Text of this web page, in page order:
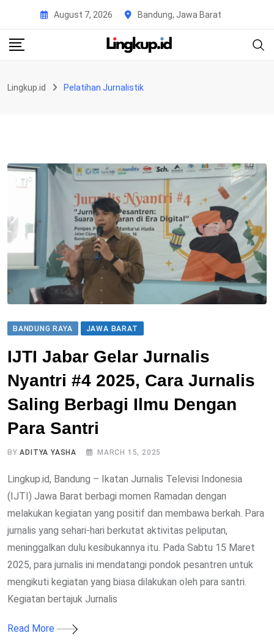
content
August 7, 2026 Bandung, Jawa Barat
Lingkup.id Pelatihan Jurnalistik
BANDUNG RAYA JAWA BARAT
IJTI Jabar Gelar Jurnalis
Nyantri #4 2025, Cara Jurnalis
Saling Berbagi Ilmu Dengan
Para Santri
BYADITYA YASHA MARCH 15, 2025
Lingkup.id, Bandung – Ikatan Jurnalis Televisi Indonesia
(IJTI) Jawa Barat berbagi momen Ramadan dengan
melakukan kegiatan yang positif dan membawa berkah. Para
jurnalis yang sehari-hari berkutat aktivitas peliputan,
meninggalkan dulu kesibukannya itu. Pada Sabtu 15 Maret
2025, para jurnalis ini mendatangi pondok pesantren untuk
mengikuti kegiatan yang biasa dilakukan oleh para santri.
Kegiatan bertajuk Jurnalis
Read More